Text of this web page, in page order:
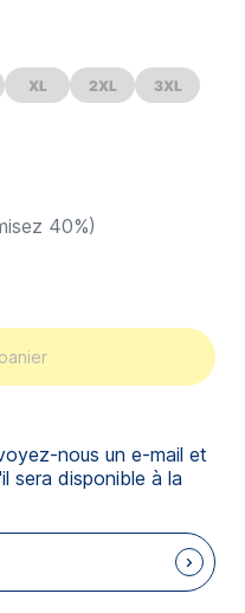
XL 2XL 3XL
40%)
nous un e-mail et
sera disponible à la